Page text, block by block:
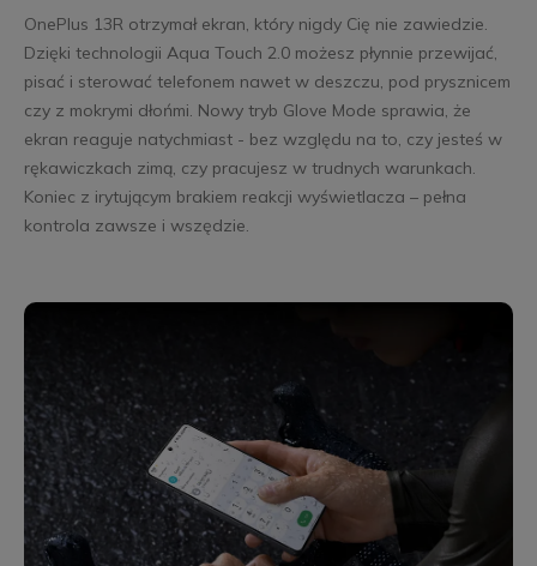
OnePlus 13R otrzymał ekran, który nigdy Cię nie zawiedzie.
Dzięki technologii Aqua Touch 2.0 możesz płynnie przewijać,
pisać i sterować telefonem nawet w deszczu, pod prysznicem
czy z mokrymi dłońmi. Nowy tryb Glove Mode sprawia, że
ekran reaguje natychmiast - bez względu na to, czy jesteś w
rękawiczkach zimą, czy pracujesz w trudnych warunkach.
Koniec z irytującym brakiem reakcji wyświetlacza – pełna
kontrola zawsze i wszędzie.